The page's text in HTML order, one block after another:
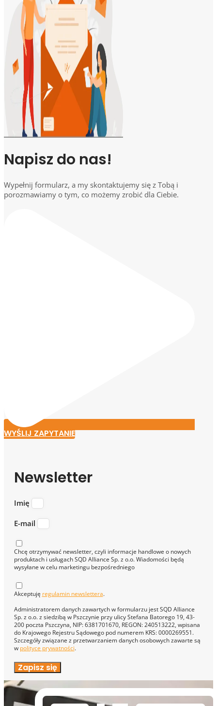
Napisz do nas!
Wypełnij formularz, a my skontaktujemy się z Tobą i
porozmawiamy o tym, co możemy zrobić dla Ciebie.
WYŚLIJ ZAPYTANIE
Newsletter
Imię
E-mail
Chcę otrzymywać newsletter, czyli informacje handlowe o nowych
produktach i usługach SQD Alliance Sp. z o.o. Wiadomości będą
wysyłane w celu marketingu bezpośredniego
Akceptuję regulamin newslettera.
Administratorem danych zawartych w formularzu jest SQD Alliance
Sp. z o.o. z siedzibą w Pszczynie przy ulicy Stefana Batorego 19, 43-
200 poczta Pszczyna, NIP: 6381701670, REGON: 240513222, wpisana
do Krajowego Rejestru Sądowego pod numerem KRS: 0000269551.
Szczegóły związane z przetwarzaniem danych osobowych zawarte są
w polityce prywatności.
Zapisz się